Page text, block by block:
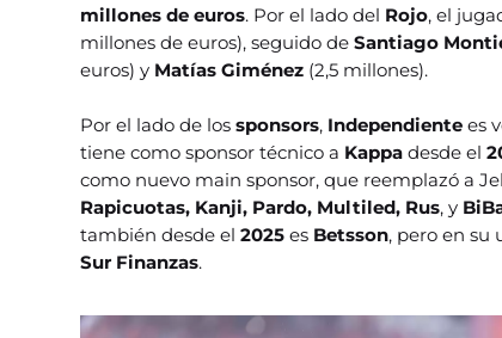
millones de euros. Por el lado del Rojo, el
millones de euros), seguido deSantiago
euros) y Matías Giménez (2,5 millones).
Por el lado de lossponsors, Independientees
tiene como sponsor técnico a Kappadesde el
como nuevo main sponsor, que reemplazó a
Rapicuotas, Kanji, Pardo, Multiled, Rus, y
también desde el2025es Betsson, pero en su
Sur Finanzas.